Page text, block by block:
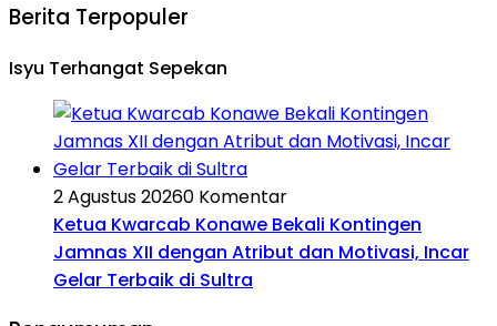
Berita Terpopuler
Isyu Terhangat Sepekan
2 Agustus 20260 Komentar
Ketua Kwarcab Konawe Bekali Kontingen
Jamnas XII dengan Atribut dan Motivasi, Incar
Gelar Terbaik di Sultra